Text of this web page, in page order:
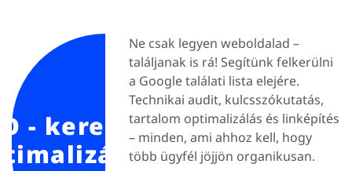
- kereső-
Ne csak legyen weboldalad –
találjanak is rá! Segítünk felkerülni
a Google találati lista elejére.
Technikai audit, kulcsszókutatás,
tartalom optimalizálás és linképítés
– minden, ami ahhoz kell, hogy
több ügyfél jöjjön organikusan.